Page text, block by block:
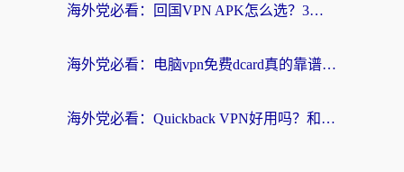
海外党必看：回国VPN APK怎么选？3步教你无缝刷国内剧玩国服
海外党必看：电脑vpn免费dcard真的靠谱吗？教你选对回国加速器无缝访问国内资源
海外党必看：Quickback VPN好用吗？和小黑牛VPN对比哪个回国效果更好？附真实体验+避坑指南